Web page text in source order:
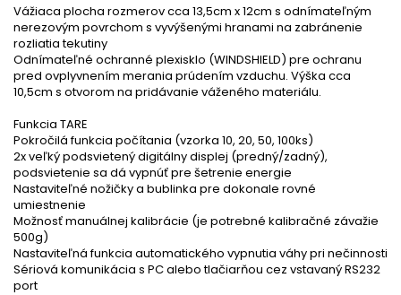
Vážiaca plocha rozmerov cca 13,5cm x 12cm s odnímateľným
nerezovým povrchom s vyvýšenými hranami na zabránenie
rozliatia tekutiny
Odnímateľné ochranné plexisklo (WINDSHIELD) pre ochranu
pred ovplyvnením merania prúdením vzduchu. Výška cca
10,5cm s otvorom na pridávanie váženého materiálu.
Funkcia TARE
Pokročilá funkcia počítania (vzorka 10, 20, 50, 100ks)
2x veľký podsvietený digitálny displej (predný/zadný),
podsvietenie sa dá vypnúť pre šetrenie energie
Nastaviteľné nožičky a bublinka pre dokonale rovné
umiestnenie
Možnosť manuálnej kalibrácie (je potrebné kalibračné závažie
500g)
Nastaviteľná funkcia automatického vypnutia váhy pri nečinnosti
Sériová komunikácia s PC alebo tlačiarňou cez vstavaný RS232
port